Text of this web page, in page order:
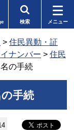
検索 メニュー
> 住民異動・証
ナンバー > 住民
の手続
手続